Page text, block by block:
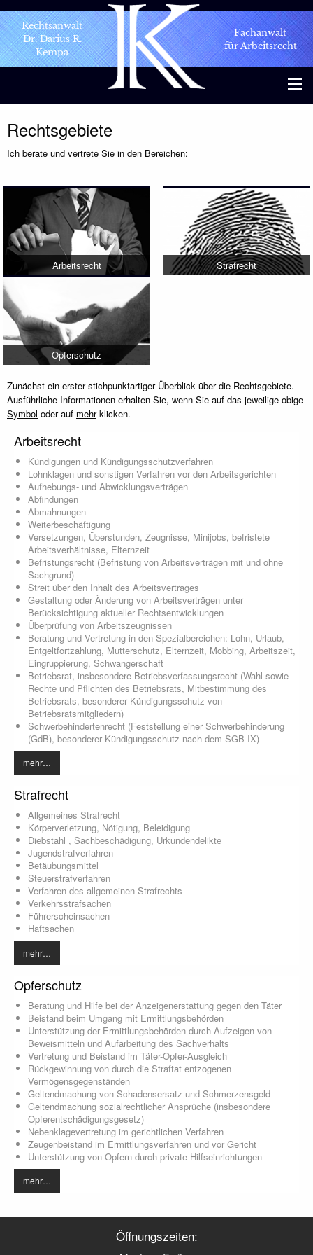
Rechtsanwalt
Dr. Darius R.
Kempa
Fachanwalt
für Arbeitsrecht
Rechtsgebiete
Ich berate und vertrete Sie in den Bereichen:
Arbeitsrecht Strafrecht
Opferschutz
Zunächst ein erster stichpunktartiger Überblick über die Rechtsgebiete.
Ausführliche Informationen erhalten Sie, wenn Sie auf das jeweilige obige
Symbol oder auf mehrklicken.
Arbeitsrecht
Kündigungen und Kündigungsschutzverfahren
Lohnklagen und sonstigen Verfahren vor den Arbeitsgerichten
Aufhebungs- und Abwicklungsverträgen
Abfindungen
Abmahnungen
Weiterbeschäftigung
Versetzungen, Überstunden, Zeugnisse, Minijobs, befristete
Arbeitsverhältnisse, Elternzeit
Befristungsrecht (Befristung von Arbeitsverträgen mit und ohne
Sachgrund)
Streit über den Inhalt des Arbeitsvertrages
Gestaltung oder Änderung von Arbeitsverträgen unter
Berücksichtigung aktueller Rechtsentwicklungen
Überprüfung von Arbeitszeugnissen
Beratung und Vertretung in den Spezialbereichen: Lohn, Urlaub,
Entgeltfortzahlung, Mutterschutz, Elternzeit, Mobbing, Arbeitszeit,
Eingruppierung, Schwangerschaft
Betriebsrat, insbesondere Betriebsverfassungsrecht (Wahl sowie
Rechte und Pflichten des Betriebsrats, Mitbestimmung des
Betriebsrats, besonderer Kündigungsschutz von
Betriebsratsmitgliedern)
Schwerbehindertenrecht (Feststellung einer Schwerbehinderung
(GdB), besonderer Kündigungsschutz nach dem SGB IX)
mehr…
Strafrecht
Allgemeines Strafrecht
Körperverletzung, Nötigung, Beleidigung
Diebstahl , Sachbeschädigung, Urkundendelikte
Jugendstrafverfahren
Betäubungsmittel
Steuerstrafverfahren
Verfahren des allgemeinen Strafrechts
Verkehrsstrafsachen
Führerscheinsachen
Haftsachen
mehr…
Opferschutz
Beratung und Hilfe bei der Anzeigenerstattung gegen den Täter
Beistand beim Umgang mit Ermittlungsbehörden
Unterstützung der Ermittlungsbehörden durch Aufzeigen von
Beweismitteln und Aufarbeitung des Sachverhalts
Vertretung und Beistand im Täter-Opfer-Ausgleich
Rückgewinnung von durch die Straftat entzogenen
Vermögensgegenständen
Geltendmachung von Schadensersatz und Schmerzensgeld
Geltendmachung sozialrechtlicher Ansprüche (insbesondere
Opferentschädigungsgesetz)
Nebenklagevertretung im gerichtlichen Verfahren
Zeugenbeistand im Ermittlungsverfahren und vor Gericht
Unterstützung von Opfern durch private Hilfseinrichtungen
mehr…
Öffnungszeiten: